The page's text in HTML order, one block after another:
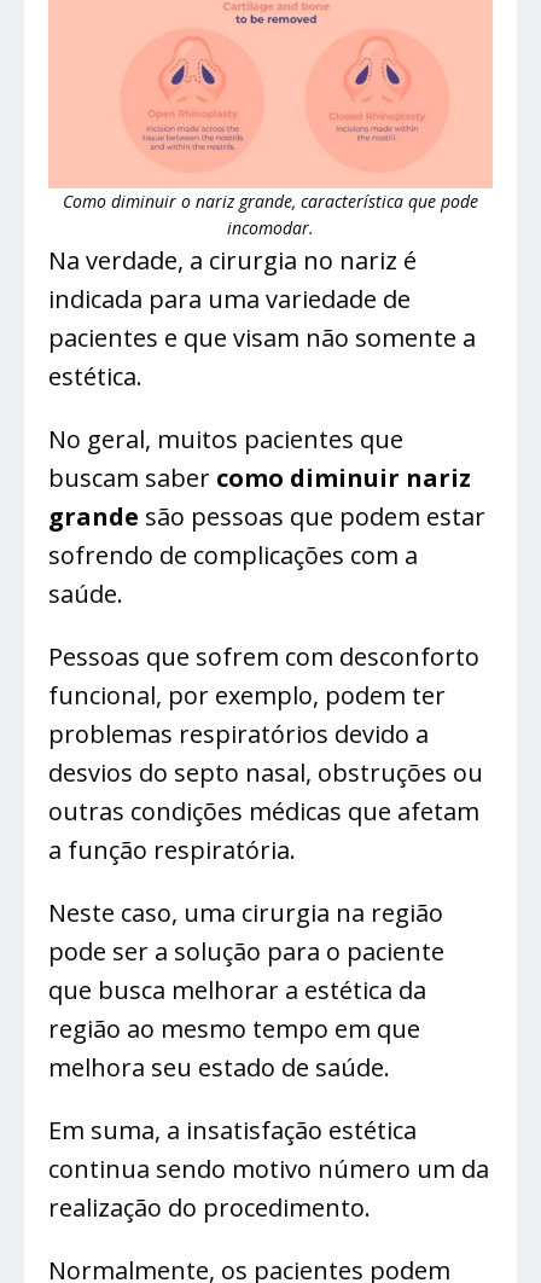
Como diminuir o nariz grande, característica que pode
incomodar.
Na verdade, a cirurgia no nariz é
indicada para uma variedade de
pacientes e que visam não somente a
estética.
No geral, muitos pacientes que
buscam saber como diminuir nariz
grande são pessoas que podem estar
sofrendo de complicações com a
saúde.
Pessoas que sofrem com desconforto
funcional, por exemplo, podem ter
problemas respiratórios devido a
desvios do septo nasal, obstruções ou
outras condições médicas que afetam
a função respiratória.
Neste caso, uma cirurgia na região
pode ser a solução para o paciente
que busca melhorar a estética da
região ao mesmo tempo em que
melhora seu estado de saúde.
Em suma, a insatisfação estética
continua sendo motivo número um da
realização do procedimento.
Normalmente, os pacientes podem